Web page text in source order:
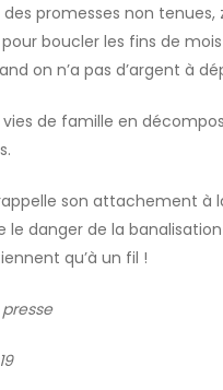
promesses non tenues,
boucler les fins de
on n’a pas d’argent à
vies de famille en
rappelle son
le danger de la
qu’à un fil !